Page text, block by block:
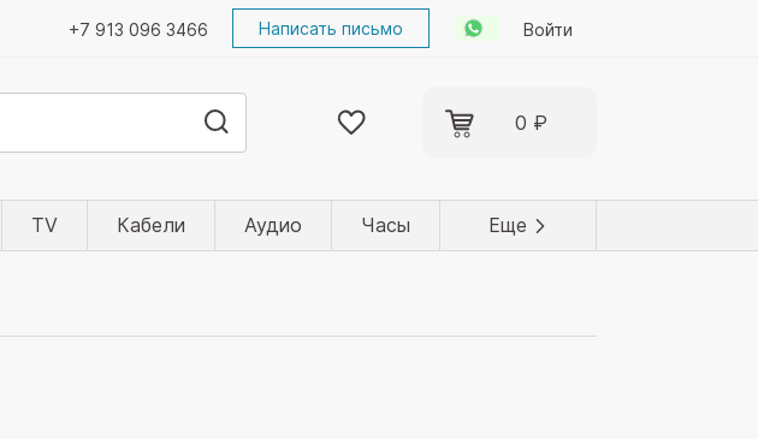
+7 913 096 3466 Написать письмо Войти
0 ₽
TV Кабели Аудио Часы Еще